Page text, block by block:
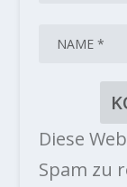
Diese
Spam zu